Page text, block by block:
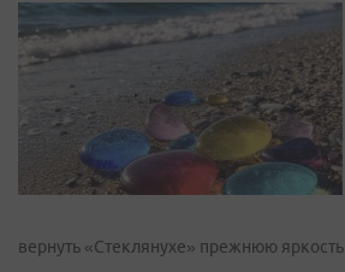
вернуть «Стеклянухе» прежнюю яркость